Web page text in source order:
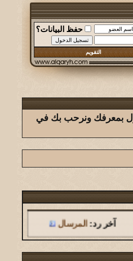
حفظ البيانات؟
التقويم
بمعرفك ونرحب بك في
آخر رد:المرسال
آخر رد:المشرقي